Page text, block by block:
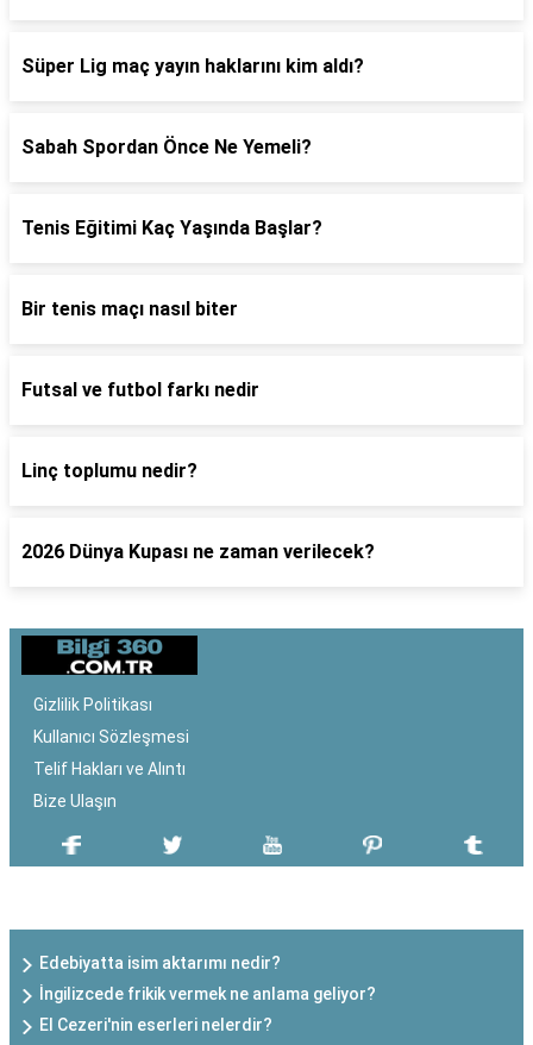
Süper Lig maç yayın haklarını kim aldı?
Sabah Spordan Önce Ne Yemeli?
Tenis Eğitimi Kaç Yaşında Başlar?
Bir tenis maçı nasıl biter
Futsal ve futbol farkı nedir
Linç toplumu nedir?
2026 Dünya Kupası ne zaman verilecek?
Gizlilik Politikası
Kullanıcı Sözleşmesi
Telif Hakları ve Alıntı
Bize Ulaşın
Edebiyatta isim aktarımı nedir?
İngilizcede frikik vermek ne anlama geliyor?
El Cezeri'nin eserleri nelerdir?